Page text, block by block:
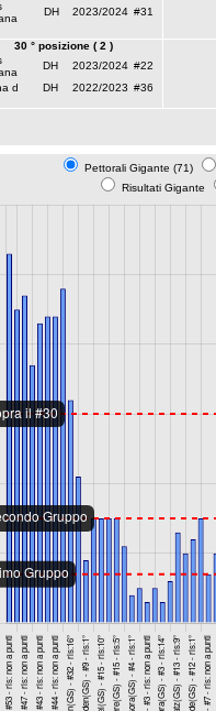
DH 2023/2024 #31
30 ° posizione ( 2 )
DH 2023/2024 #22
d
DH 2022/2023 #36
Pettorali Gigante (71)
Risultati Gigante